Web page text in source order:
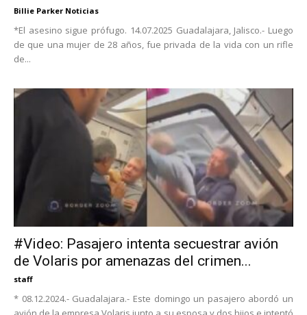
Billie Parker Noticias
*El asesino sigue prófugo. 14.07.2025 Guadalajara, Jalisco.- Luego
de que una mujer de 28 años, fue privada de la vida con un rifle
de...
#Video: Pasajero intenta secuestrar avión
de Volaris por amenazas del crimen...
staff
* 08.12.2024.- Guadalajara.- Este domingo un pasajero abordó un